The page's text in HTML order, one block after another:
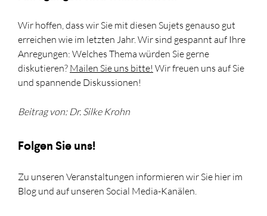
Wir hoffen, dass wir Sie mit diesen Sujets genauso gut
erreichen wie im letzten Jahr. Wir sind gespannt auf Ihre
Anregungen: Welches Thema würden Sie gerne
diskutieren? Mailen Sie uns bitte! Wir freuen uns auf Sie
und spannende Diskussionen!
Beitrag von: Dr. Silke Krohn
Folgen Sie uns!
Zu unseren Veranstaltungen informieren wir Sie hier im
Blog und auf unseren Social Media-Kanälen.